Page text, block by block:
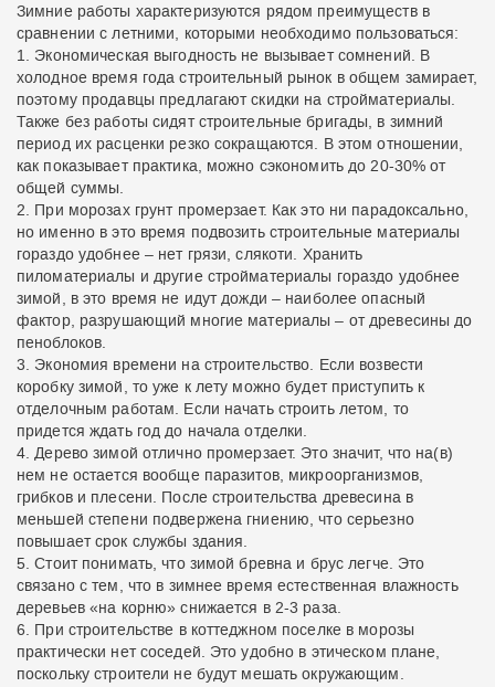
Зимние работы характеризуются рядом преимуществ в
сравнении с летними, которыми необходимо пользоваться:
1. Экономическая выгодность не вызывает сомнений. В
холодное время года строительный рынок в общем замирает,
поэтому продавцы предлагают скидки на стройматериалы.
Также без работы сидят строительные бригады, в зимний
период их расценки резко сокращаются. В этом отношении,
как показывает практика, можно сэкономить до 20-30% от
общей суммы.
2. При морозах грунт промерзает. Как это ни парадоксально,
но именно в это время подвозить строительные материалы
гораздо удобнее – нет грязи, слякоти. Хранить
пиломатериалы и другие стройматериалы гораздо удобнее
зимой, в это время не идут дожди – наиболее опасный
фактор, разрушающий многие материалы – от древесины до
пеноблоков.
3. Экономия времени на строительство. Если возвести
коробку зимой, то уже к лету можно будет приступить к
отделочным работам. Если начать строить летом, то
придется ждать год до начала отделки.
4. Дерево зимой отлично промерзает. Это значит, что на(в)
нем не остается вообще паразитов, микроорганизмов,
грибков и плесени. После строительства древесина в
меньшей степени подвержена гниению, что серьезно
повышает срок службы здания.
5. Стоит понимать, что зимой бревна и брус легче. Это
связано с тем, что в зимнее время естественная влажность
деревьев «на корню» снижается в 2-3 раза.
6. При строительстве в коттеджном поселке в морозы
практически нет соседей. Это удобно в этическом плане,
поскольку строители не будут мешать окружающим.